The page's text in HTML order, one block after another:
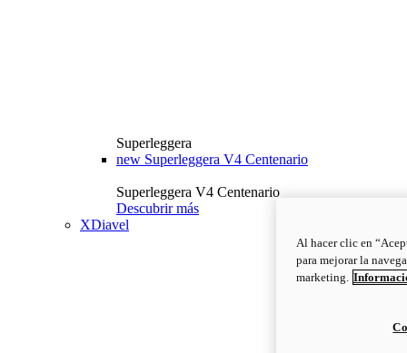
Superleggera
new Superleggera V4 Centenario
Superleggera V4 Centenario
Descubrir más
XDiavel
Al hacer clic en
para mejorar la
marketing.